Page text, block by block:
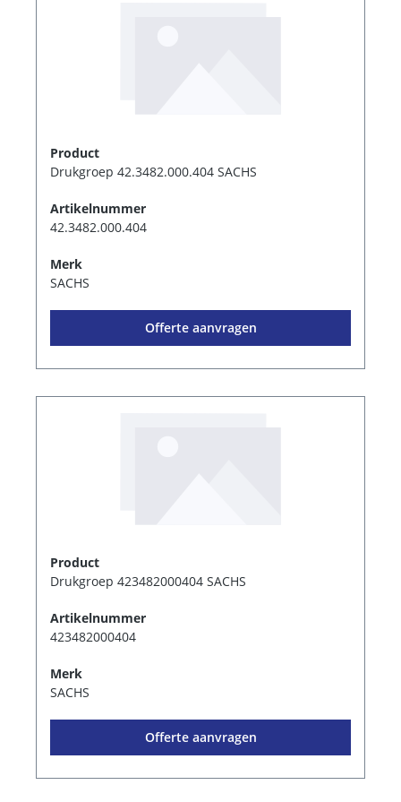
Product
Drukgroep 42.3482.000.404 SACHS
Artikelnummer
42.3482.000.404
Merk
SACHS
Offerte aanvragen
Product
Drukgroep 423482000404 SACHS
Artikelnummer
423482000404
Merk
SACHS
Offerte aanvragen